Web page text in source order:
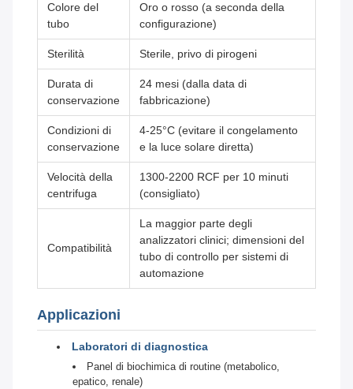
Colore del
tubo
Oro o rosso (a seconda della
configurazione)
Sterilità Sterile, privo di pirogeni
Durata di
conservazione
24 mesi (dalla data di
fabbricazione)
Condizioni di
conservazione
4-25°C (evitare il congelamento
e la luce solare diretta)
Velocità della
centrifuga
1300-2200 RCF per 10 minuti
(consigliato)
Compatibilità
La maggior parte degli
analizzatori clinici; dimensioni del
tubo di controllo per sistemi di
automazione
Applicazioni
Laboratori di diagnostica
Panel di biochimica di routine (metabolico,
epatico, renale)